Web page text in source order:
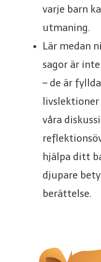
varje barn
utmaning.
Lär medan
sagor är
– de är
våra
hjälpa ditt
djupare
berättelse.